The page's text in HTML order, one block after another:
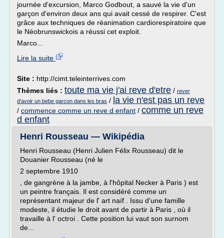
journée d'excursion, Marco Godbout, a sauvé la vie d'un
garçon d'environ deux ans qui avait cessé de respirer. C'est
grâce aux techniques de réanimation cardiorespiratoire que
le Néobrunswickois a réussi cet exploit.
Marco...
Lire la suite
Site : http://cimt.teleinterrives.com
Thèmes liés : toute ma vie j'ai reve d'etre / rever
d'avoir un bebe garcon dans les bras / la vie n'est pas un reve
/ commence comme un reve d enfant / comme un reve
d enfant
Henri Rousseau — Wikipédia
Henri Rousseau (Henri Julien Félix Rousseau) dit le
Douanier Rousseau (né le
2 septembre 1910
, de gangrène à la jambe, à l'hôpital Necker à Paris ) est
un peintre français. Il est considéré comme un
représentant majeur de l' art naïf . Issu d'une famille
modeste, il étudie le droit avant de partir à Paris , où il
travaille à l' octroi . Cette position lui vaut son surnom
de...